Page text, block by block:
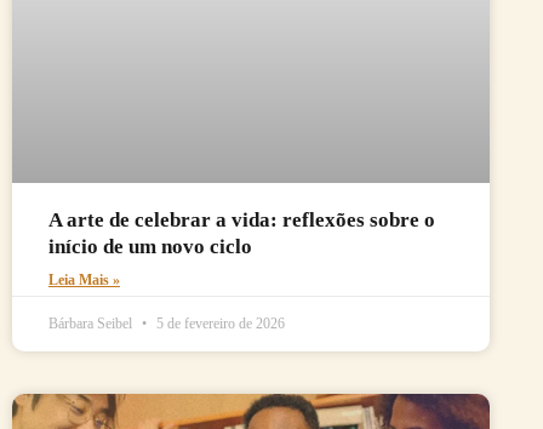
A arte de celebrar a vida: reflexões sobre o
início de um novo ciclo
Leia Mais »
Bárbara Seibel 5 de fevereiro de 2026